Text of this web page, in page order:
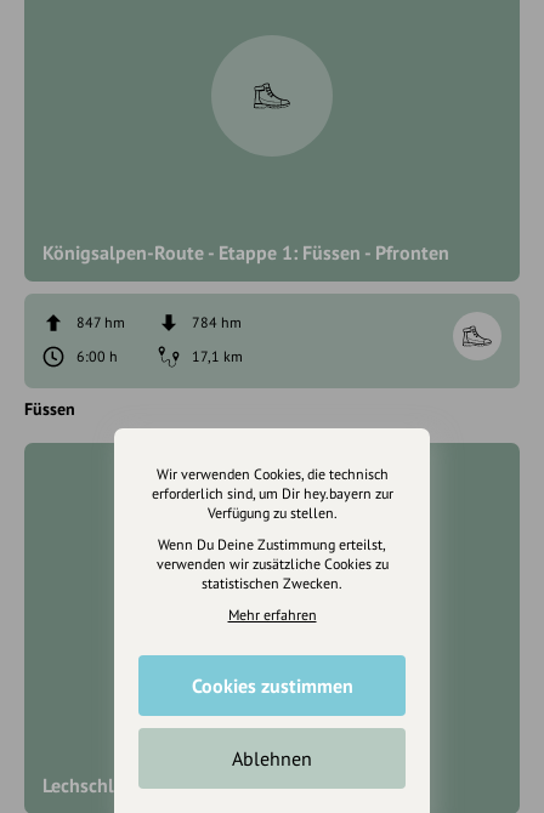
Königsalpen-Route - Etappe 1: Füssen - Pfronten
847 hm
784 hm
6:00 h
17,1 km
Füssen
Lechschleife 8 "Königsschlösser-Runde"
Wir verwenden Cookies, die technisch
erforderlich sind, um Dir hey.bayern zur
Verfügung zu stellen.
Wenn Du Deine Zustimmung erteilst,
verwenden wir zusätzliche Cookies zu
statistischen Zwecken.
Mehr erfahren
Cookies zustimmen
Ablehnen